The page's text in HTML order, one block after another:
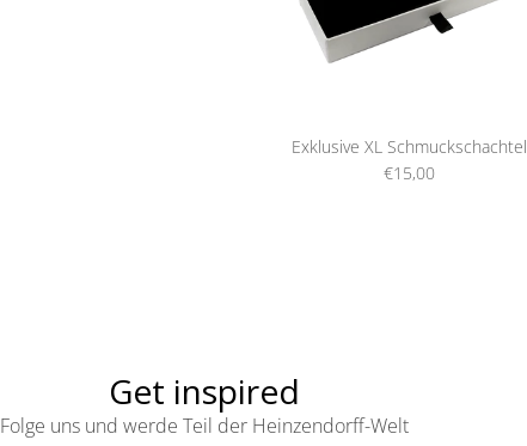
Exklusive XL Schmuckschachtel
€15,00
Get inspired
Folge uns und werde Teil der Heinzendorff-Welt